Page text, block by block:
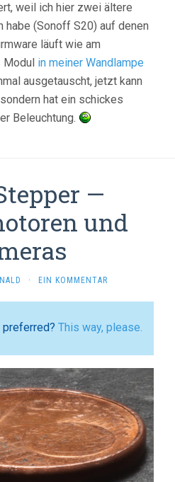
weil ich hier zwei ältere
(Sonoff S20) auf denen
läuft wie am
Modul in meiner Wandlampe
ausgetauscht, jetzt kann
hat ein schickes
Beleuchtung.
—
und
· EIN KOMMENTAR
preferred? This way, please.